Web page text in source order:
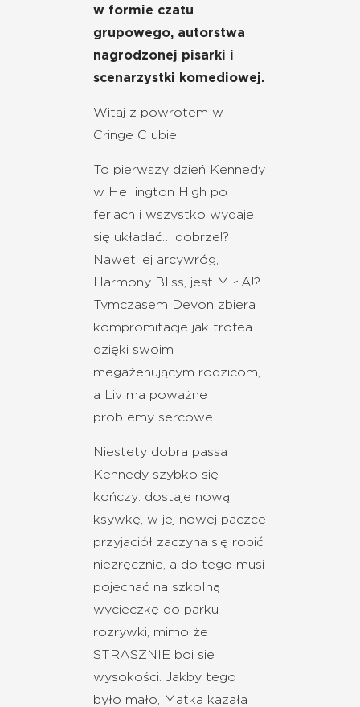
w formie czatu
grupowego, autorstwa
nagrodzonej pisarki i
scenarzystki komediowej.
Witaj z powrotem w
Cringe Clubie!
To pierwszy dzień Kennedy
w Hellington High po
feriach i wszystko wydaje
się układać… dobrze!?
Nawet jej arcywróg,
Harmony Bliss, jest MIŁA!?
Tymczasem Devon zbiera
kompromitacje jak trofea
dzięki swoim
megażenującym rodzicom,
a Liv ma poważne
problemy sercowe.
Niestety dobra passa
Kennedy szybko się
kończy: dostaje nową
ksywkę, w jej nowej paczce
przyjaciół zaczyna się robić
niezręcznie, a do tego musi
pojechać na szkolną
wycieczkę do parku
rozrywki, mimo że
STRASZNIE boi się
wysokości. Jakby tego
było mało, Matka kazała